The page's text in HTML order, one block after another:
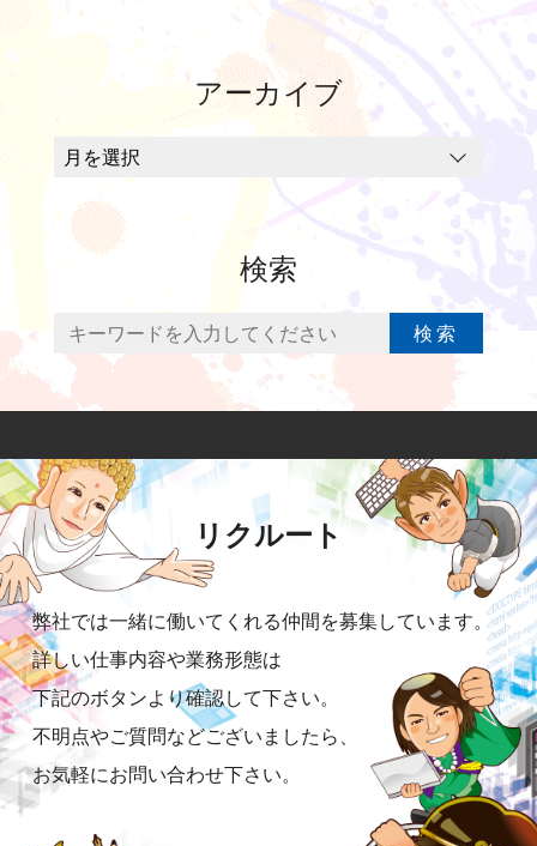
アーカイブ
検索
検索
リクルート
弊社では一緒に働いてくれる仲間を募集しています。
詳しい仕事内容や業務形態は
下記のボタンより確認して下さい。
不明点やご質問などございましたら、
お気軽にお問い合わせ下さい。